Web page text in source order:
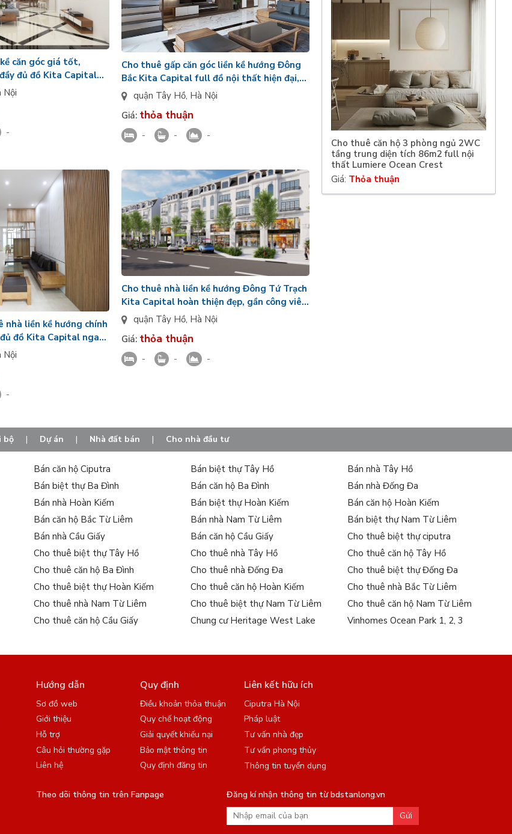
căn góc giá tốt,
đủ đồ Kita Capital
thảo
Nội
-
Cho thuê gấp căn góc liền kề hướng Đông
Bắc Kita Capital full đồ nội thất hiện đại,
mặt tiền rộng
quận Tây Hồ, Hà Nội
Giá: thỏa thuận
- - -
nhà liền kề hướng chính
đồ Kita Capital ngay
Nội
-
Cho thuê nhà liền kề hướng Đông Tứ Trạch
Kita Capital hoàn thiện đẹp, gần công viên,
full nội thất
quận Tây Hồ, Hà Nội
Giá: thỏa thuận
- - -
Cho thuê căn hộ 3 phòng ngủ 2WC
tầng trung diện tích 86m2 full nội
thất Lumiere Ocean Crest
Giá: Thỏa thuận
bộ | Dự án | Nhà đất bán | Cho nhà đầu tư
Bán căn hộ Ciputra Bán biệt thự Tây Hồ
Bán nhà Tây Hồ
Bán biệt thự Ba Đình Bán căn hộ Ba Đình
Bán nhà Đống Đa
Bán nhà Hoàn Kiếm Bán biệt thự Hoàn Kiếm
Bán căn hộ Hoàn Kiếm
Bán căn hộ Bắc Từ Liêm Bán nhà Nam Từ Liêm
Bán biệt thự Nam Từ Liêm
Bán nhà Cầu Giấy Bán căn hộ Cầu Giấy
Cho thuê biệt thự ciputra
Cho thuê biệt thự Tây Hồ Cho thuê nhà Tây Hồ
Cho thuê căn hộ Tây Hồ
Cho thuê căn hộ Ba Đình Cho thuê nhà Đống Đa
Cho thuê biệt thự Đống Đa
Cho thuê biệt thự Hoàn Kiếm Cho thuê căn hộ Hoàn Kiếm
Cho thuê nhà Bắc Từ Liêm
Cho thuê nhà Nam Từ Liêm Cho thuê biệt thự Nam Từ Liêm
Cho thuê căn hộ Nam Từ Liêm
Cho thuê căn hộ Cầu Giấy Chung cư Heritage West Lake
Vinhomes Ocean Park 1, 2, 3
Hướng dẫn
Sơ đồ web
Giới thiệu
Hỗ trợ
Câu hỏi thường gặp
Liên hệ
Quy định
Điều khoản thỏa thuận
Quy chế hoạt động
Giải quyết khiếu nại
Bảo mật thông tin
Quy định đăng tin
Liên kết hữu ích
Ciputra Hà Nội
Pháp luật
Tư vấn nhà đẹp
Tư vấn phong thủy
Thông tin tuyển dụng
Theo dõi thông tin trên Fanpage
Đăng kí nhận thông tin từ bdstanlong.vn
Gửi